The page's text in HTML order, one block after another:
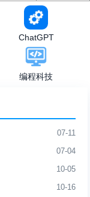
ChatGPT
编程科技
07-11
07-04
10-05
10-16